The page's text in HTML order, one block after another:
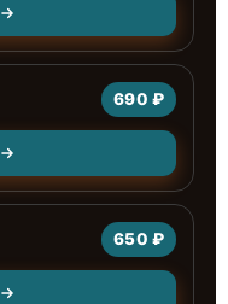
690 ₽
650 ₽